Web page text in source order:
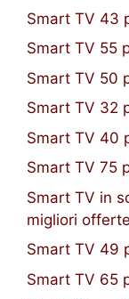
Smart TV 43
Smart TV 55
Smart TV 50
Smart TV 32
Smart TV 40
Smart TV 75
Smart TV in
migliori offerte
Smart TV 49
Smart TV 65